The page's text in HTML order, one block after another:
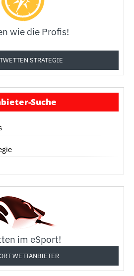
wie die Profis!
STRATEGIE
Suche
im eSport!
WETTANBIETER